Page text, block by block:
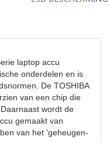
laptop accu
onderdelen en is
De TOSHIBA
van een chip die
wordt de
gemaakt van
van het 'geheugen-